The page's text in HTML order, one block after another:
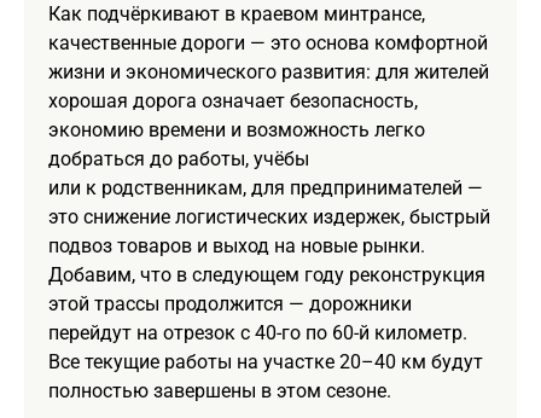
Как подчёркивают в краевом минтрансе,
качественные дороги — это основа комфортной
жизни и экономического развития: для жителей
хорошая дорога означает безопасность,
экономию времени и возможность легко
добраться до работы, учёбы
или к родственникам, для предпринимателей —
это снижение логистических издержек, быстрый
подвоз товаров и выход на новые рынки.
Добавим, что в следующем году реконструкция
этой трассы продолжится — дорожники
перейдут на отрезок с 40-го по 60-й километр.
Все текущие работы на участке 20–40 км будут
полностью завершены в этом сезоне.